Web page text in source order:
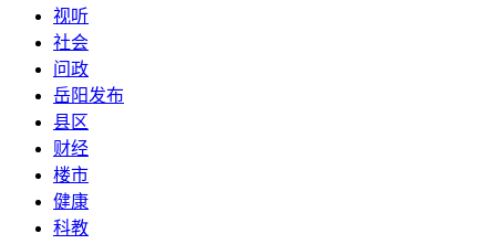
视听
社会
问政
岳阳发布
县区
财经
楼市
健康
科教